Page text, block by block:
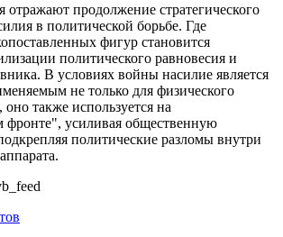
продолжение стратегического
в политической борьбе. Где
фигур становится
политического равновесия и
В условиях войны насилие является
не только для физического
также используется на
усиливая общественную
политические разломы внутри